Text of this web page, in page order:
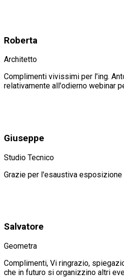
Roberta
Architetto
Complimenti vivissimi per l'ing.
relativamente all'odierno webinar
Giuseppe
Studio Tecnico
Grazie per l'esaustiva esposizione
Salvatore
Geometra
Complimenti, Vi ringrazio,
che in futuro si organizzino altri